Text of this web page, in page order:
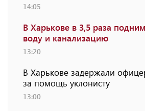
14:05
В Харькове в 3,5 раза
воду и канализацию
13:20
В Харькове задержали
за помощь уклонисту
13:00